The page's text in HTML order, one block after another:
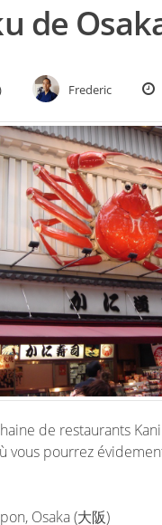
de
Frederic
de restaurants
vous pourrez
, Osaka (大阪)